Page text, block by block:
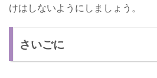
けはしないようにしましょう。
さいごに